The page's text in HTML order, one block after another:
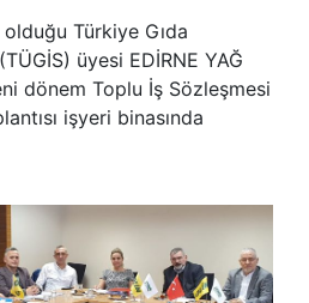
Türkiye Gıda
üyesi EDİRNE YAĞ
dönem Toplu İş Sözleşmesi
işyeri binasında